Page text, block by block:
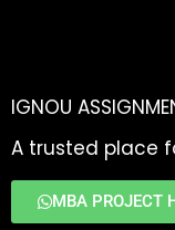
IGNOU
A trusted place
MBA PROJECT